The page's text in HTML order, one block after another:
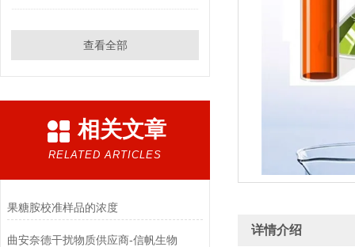
查看全部
相关文章
RELATED ARTICLES
果糖胺校准样品的浓度
曲安奈德干扰物质供应商-信帆生物
详情介绍